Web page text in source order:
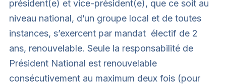
président(e) et vice-président(e), que ce soit au
niveau national, d’un groupe local et de toutes
instances, s’exercent par mandat électif de 2
ans, renouvelable. Seule la responsabilité de
Président National est renouvelable
consécutivement au maximum deux fois (pour